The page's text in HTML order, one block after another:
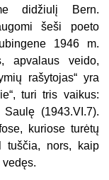
didžiulį Bern.
šeši poeto
1946 m.
apvalaus veido,
rašytojas“ yra
turi tris vaikus:
(1943.VI.7).
kuriose turėtų
tuščia, nors, kaip